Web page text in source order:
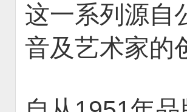
这一系列源自
音及艺术家的